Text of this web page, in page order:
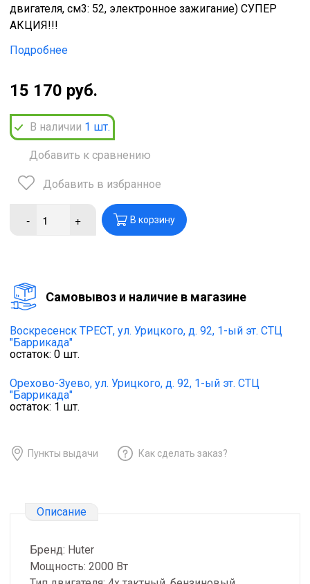
двигателя, см3: 52, электронное зажигание) СУПЕР
АКЦИЯ!!!
Подробнее
15 170 руб.
В наличии 1 шт.
Добавить к сравнению
Добавить в избранное
- + В корзину
Cамовывоз и наличие в магазине
Воскресенск ТРЕСТ, ул. Урицкого, д. 92, 1-ый эт. СТЦ
"Баррикада"
остаток: 0 шт.
Орехово-Зуево, ул. Урицкого, д. 92, 1-ый эт. СТЦ
"Баррикада"
остаток: 1 шт.
Пункты выдачи Как сделать заказ?
Описание
Бренд: Huter
Мощность: 2000 Вт